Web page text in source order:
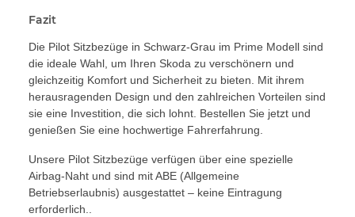
Fazit
Die Pilot Sitzbezüge in Schwarz-Grau im Prime Modell sind
die ideale Wahl, um Ihren Skoda zu verschönern und
gleichzeitig Komfort und Sicherheit zu bieten. Mit ihrem
herausragenden Design und den zahlreichen Vorteilen sind
sie eine Investition, die sich lohnt. Bestellen Sie jetzt und
genießen Sie eine hochwertige Fahrerfahrung.
Unsere Pilot Sitzbezüge verfügen über eine spezielle
Airbag-Naht und sind mit ABE (Allgemeine
Betriebserlaubnis) ausgestattet – keine Eintragung
erforderlich..